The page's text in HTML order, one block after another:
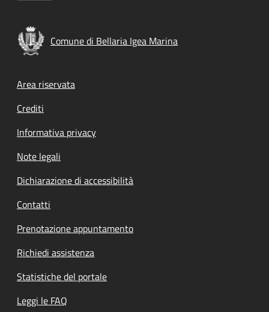
Comune di Bellaria Igea Marina
Footer menu
Area riservata
Crediti
Informativa privacy
Note legali
Dichiarazione di accessibilità
Contatti
Prenotazione appuntamento
Richiedi assistenza
Statistiche del portale
Leggi le FAQ